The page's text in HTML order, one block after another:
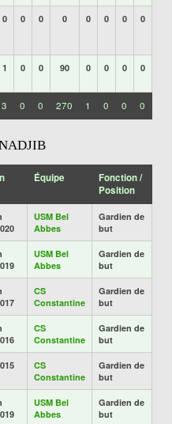
0 0 0 0 0 0 0 0
1 0 0 90 0 0 0 0
3 0 0 270 1 0 0 0
Équipe
Fonction /
Position
USM Bel
Abbes
Gardien de
but
USM Bel
Abbes
Gardien de
but
CS
Constantine
Gardien de
but
CS
Constantine
Gardien de
but
CS
Constantine
Gardien de
but
USM Bel
Abbes
Gardien de
but